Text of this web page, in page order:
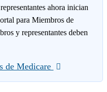
ahora inician
para Miembros de
y representantes deben
de Medicare